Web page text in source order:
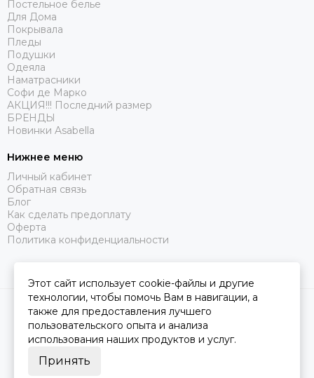
Постельное белье
Для Дома
Покрывала
Пледы
Подушки
Одеяла
Наматрасники
Софи де Марко
АКЦИЯ!!! Последний размер
БРЕНДЫ
Новинки Asabella
Нижнее меню
Личный кабинет
Обратная связь
Блог
Как сделать предоплату
Оферта
Политика конфиденциальности
2026 © Царство Сна.Карта сайта
Этот сайт использует cookie-файлы и другие
технологии, чтобы помочь Вам в навигации, а
также для предоставления лучшего
пользовательского опыта и анализа
использования наших продуктов и услуг.
Принять